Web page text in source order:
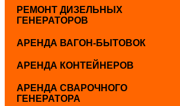
РЕМОНТ ДИЗЕЛЬНЫХ
ГЕНЕРАТОРОВ
АРЕНДА ВАГОН-БЫТОВОК
АРЕНДА КОНТЕЙНЕРОВ
АРЕНДА СВАРОЧНОГО
ГЕНЕРАТОРА